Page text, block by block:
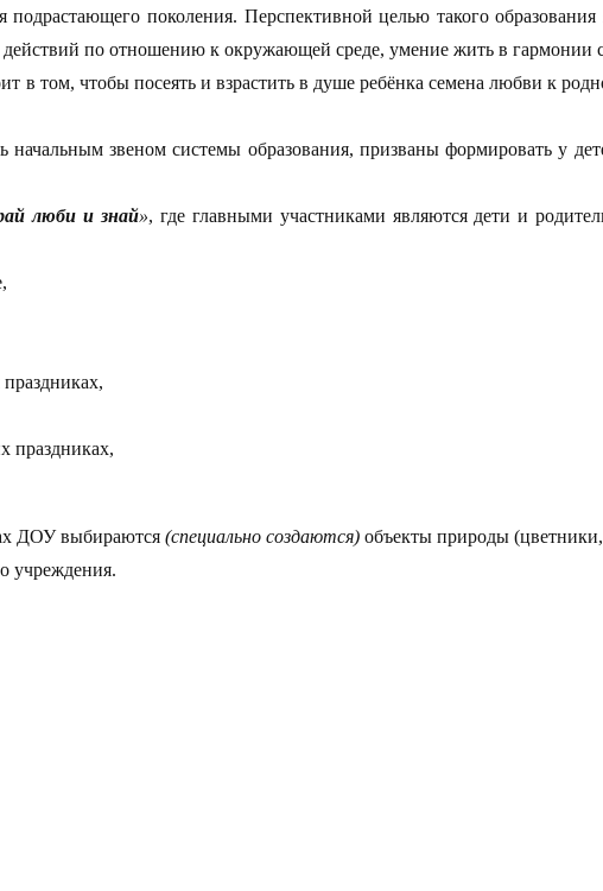
подрастающего поколения. Перспективной целью такого
по отношению к окружающей среде, умение жить в гармонии
в том, чтобы посеять и взрастить в душе ребёнка семена любви к
начальным звеном системы образования, призваны формировать у
люби и знай», где главными участниками являются дети и
праздниках,
праздниках,
ДОУ выбираются (специально создаются) объекты природы
учреждения.